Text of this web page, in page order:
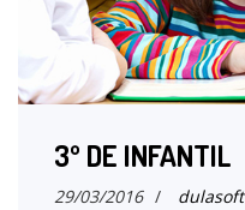
3º DE INFANTIL
29/03/2016 / dulasoft